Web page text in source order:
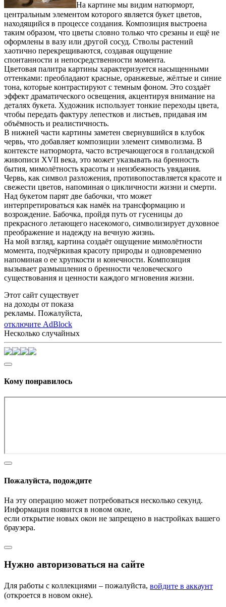
На картине мы видим натюрморт,
центральным элементом которого является букет цветов,
находящийся в процессе создания. Композиция выстроена
таким образом, что цветы словно только что срезаны и ещё не
оформлены в вазу или другой сосуд. Стволы растений
хаотично перекрещиваются, создавая ощущение
спонтанности и непосредственности момента.
Цветовая палитра картины характеризуется насыщенными
оттенками: преобладают красные, оранжевые, жёлтые и синие
тона, которые контрастируют с темным фоном. Это создаёт
эффект драматического освещения, акцентируя внимание на
деталях букета. Художник использует тонкие переходы цвета,
чтобы передать фактуру лепестков и листьев, придавая им
объёмность и реалистичность.
В нижней части картины заметен свернувшийся в клубок
червь, что добавляет композиции элемент символизма. В
контексте натюрморта, часто встречающегося в голландской
живописи XVII века, это может указывать на бренность
бытия, мимолётность красоты и неизбежность увядания.
Червь, как символ разложения, противопоставляется красоте и
свежести цветов, напоминая о цикличности жизни и смерти.
Над букетом парят две бабочки, что может
интерпретироваться как намёк на трансформацию и
возрождение. Бабочка, пройдя путь от гусеницы до
прекрасного летающего насекомого, символизирует духовное
преображение и надежду на вечную жизнь.
На мой взгляд, картина создаёт ощущение мимолётности
момента, подчёркивая красоту природы и одновременно
напоминая о ее хрупкости и конечности. Композиция
вызывает размышления о бренности человеческого
существования и ценности каждого мгновения жизни.
Этот сайт существует
на доходы от показа
рекламы. Пожалуйста,
отключите AdBlock
Несколько случайных
Кому понравилось
Пожалуйста, подождите
На эту операцию может потребоваться несколько секунд.
Информация появится в новом окне,
если открытие новых окон не запрещено в настройках вашего
браузера.
Нужно авторизоваться на сайте
Для работы с коллекциями – пожалуйста, войдите в аккаунт
(откроется в новом окне).